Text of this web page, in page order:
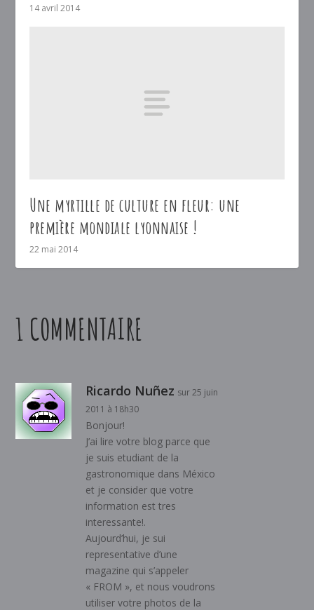
14 avril 2014
Une myrtille de culture en fleur: une
première mondiale lyonnaise !
22 mai 2014
1 COMMENTAIRE
Ricardo Nuñez sur 25 juin
2011 à 18h30
Bonjour!
J’ai lire votre blog parce que
je suis etudiant de la
gastronomique dans México
et je consider que votre
information est tres
interessante!.
Aujourd’hui, je sui
representative d’une
magazine qui s’appeler
« FROM », et nous voudrons
utiliser votre photos de la